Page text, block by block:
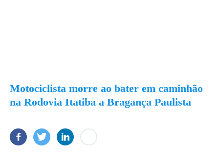
Motociclista morre ao bater em caminhão
na Rodovia Itatiba a Bragança Paulista